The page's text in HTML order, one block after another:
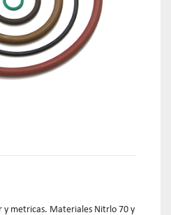
y metricas. Materiales Nitrlo 70 y